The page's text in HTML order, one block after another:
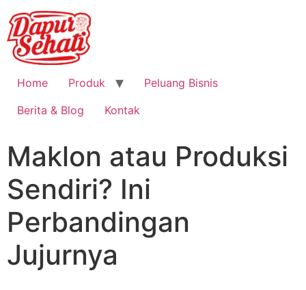
Home Produk
Peluang Bisnis
Berita & Blog
Kontak
Maklon atau Produksi
Sendiri? Ini
Perbandingan
Jujurnya